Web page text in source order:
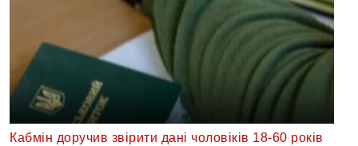
Кабмін доручив звірити дані чоловіків 18-60 років